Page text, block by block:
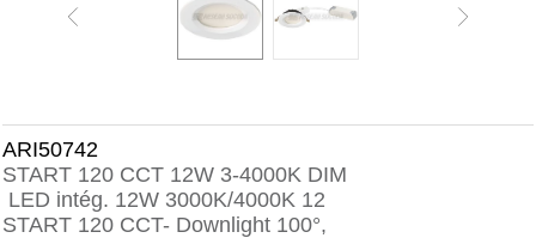
ARI50742
START 120 CCT 12W 3-4000K DIM
LED intég. 12W 3000K/4000K 12
START 120 CCT- Downlight 100°,